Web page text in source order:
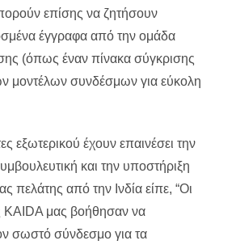
επίσης να ζητήσουν
έγγραφα από την ομάδα
(όπως έναν πίνακα σύγκρισης
μοντέλων συνδέσμων για εύκολη
εξωτερικού έχουν επαινέσει την
και την υποστήριξη
πελάτης από την Ινδία είπε, “Οι
KAIDA μας βοήθησαν να
σωστό σύνδεσμο για τα